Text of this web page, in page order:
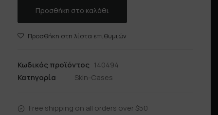
Προσθήκη στο καλάθι
Προσθήκη στη λίστα επιθυμιών
Κωδικός προϊόντος 140494
Κατηγορία
Skin-Cases
Free shipping on all orders over $50